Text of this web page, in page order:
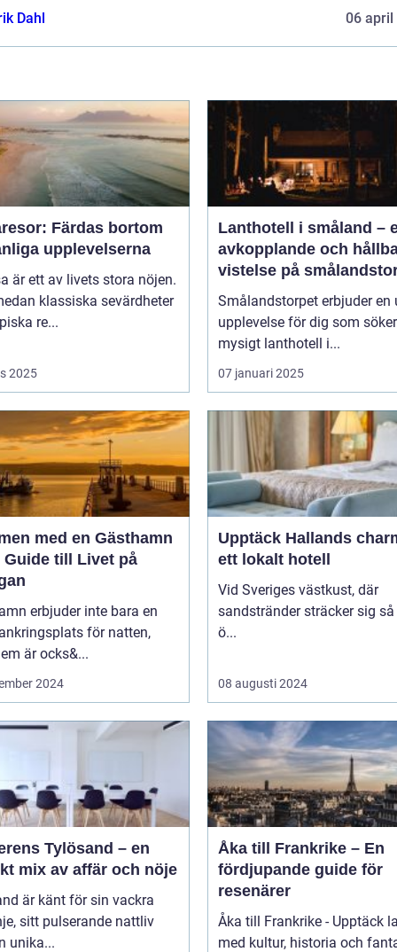
Dahl 06 april
Färdas bortom
upplevelserna
är ett av livets stora nöjen.
klassiska sevärdheter
re...
2025
Lanthotell i småland –
avkopplande och
vistelse på
Smålandstorpet erbjuder en
upplevelse för dig som
mysigt lanthotell i...
07 januari 2025
med en Gästhamn
Guide till Livet på
erbjuder inte bara en
för natten,
är ocks&...
2024
Upptäck Hallands
ett lokalt hotell
Vid Sveriges västkust, där
sandstränder sträcker sig
ö...
08 augusti 2024
Tylösand – en
mix av affär och nöje
är känt för sin vackra
sitt pulserande nattliv
unika...
Åka till Frankrike – En
fördjupande guide för
resenärer
Åka till Frankrike - Upptäck
med kultur, historia och